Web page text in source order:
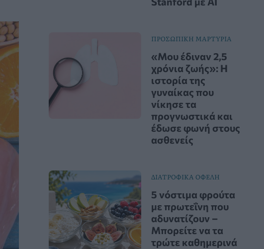
ΠΡΟΣΩΠΙΚΗ ΜΑΡΤΥΡΙΑ
«Μου έδιναν 2,5
χρόνια ζωής»: Η
ιστορία της
γυναίκας που
νίκησε τα
προγνωστικά και
έδωσε φωνή στους
ασθενείς
ΔΙΑΤΡΟΦΙΚΑ ΟΦΕΛΗ
5 νόστιμα φρούτα
με πρωτεΐνη που
αδυνατίζουν –
Μπορείτε να τα
τρώτε καθημερινά